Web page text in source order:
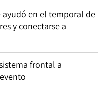
ayudó en el temporal de
y conectarse a
frontal a